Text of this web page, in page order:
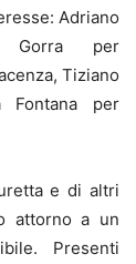
Adriano
Gorra per
Tiziano
Fontana per
e di altri
attorno a un
Presenti